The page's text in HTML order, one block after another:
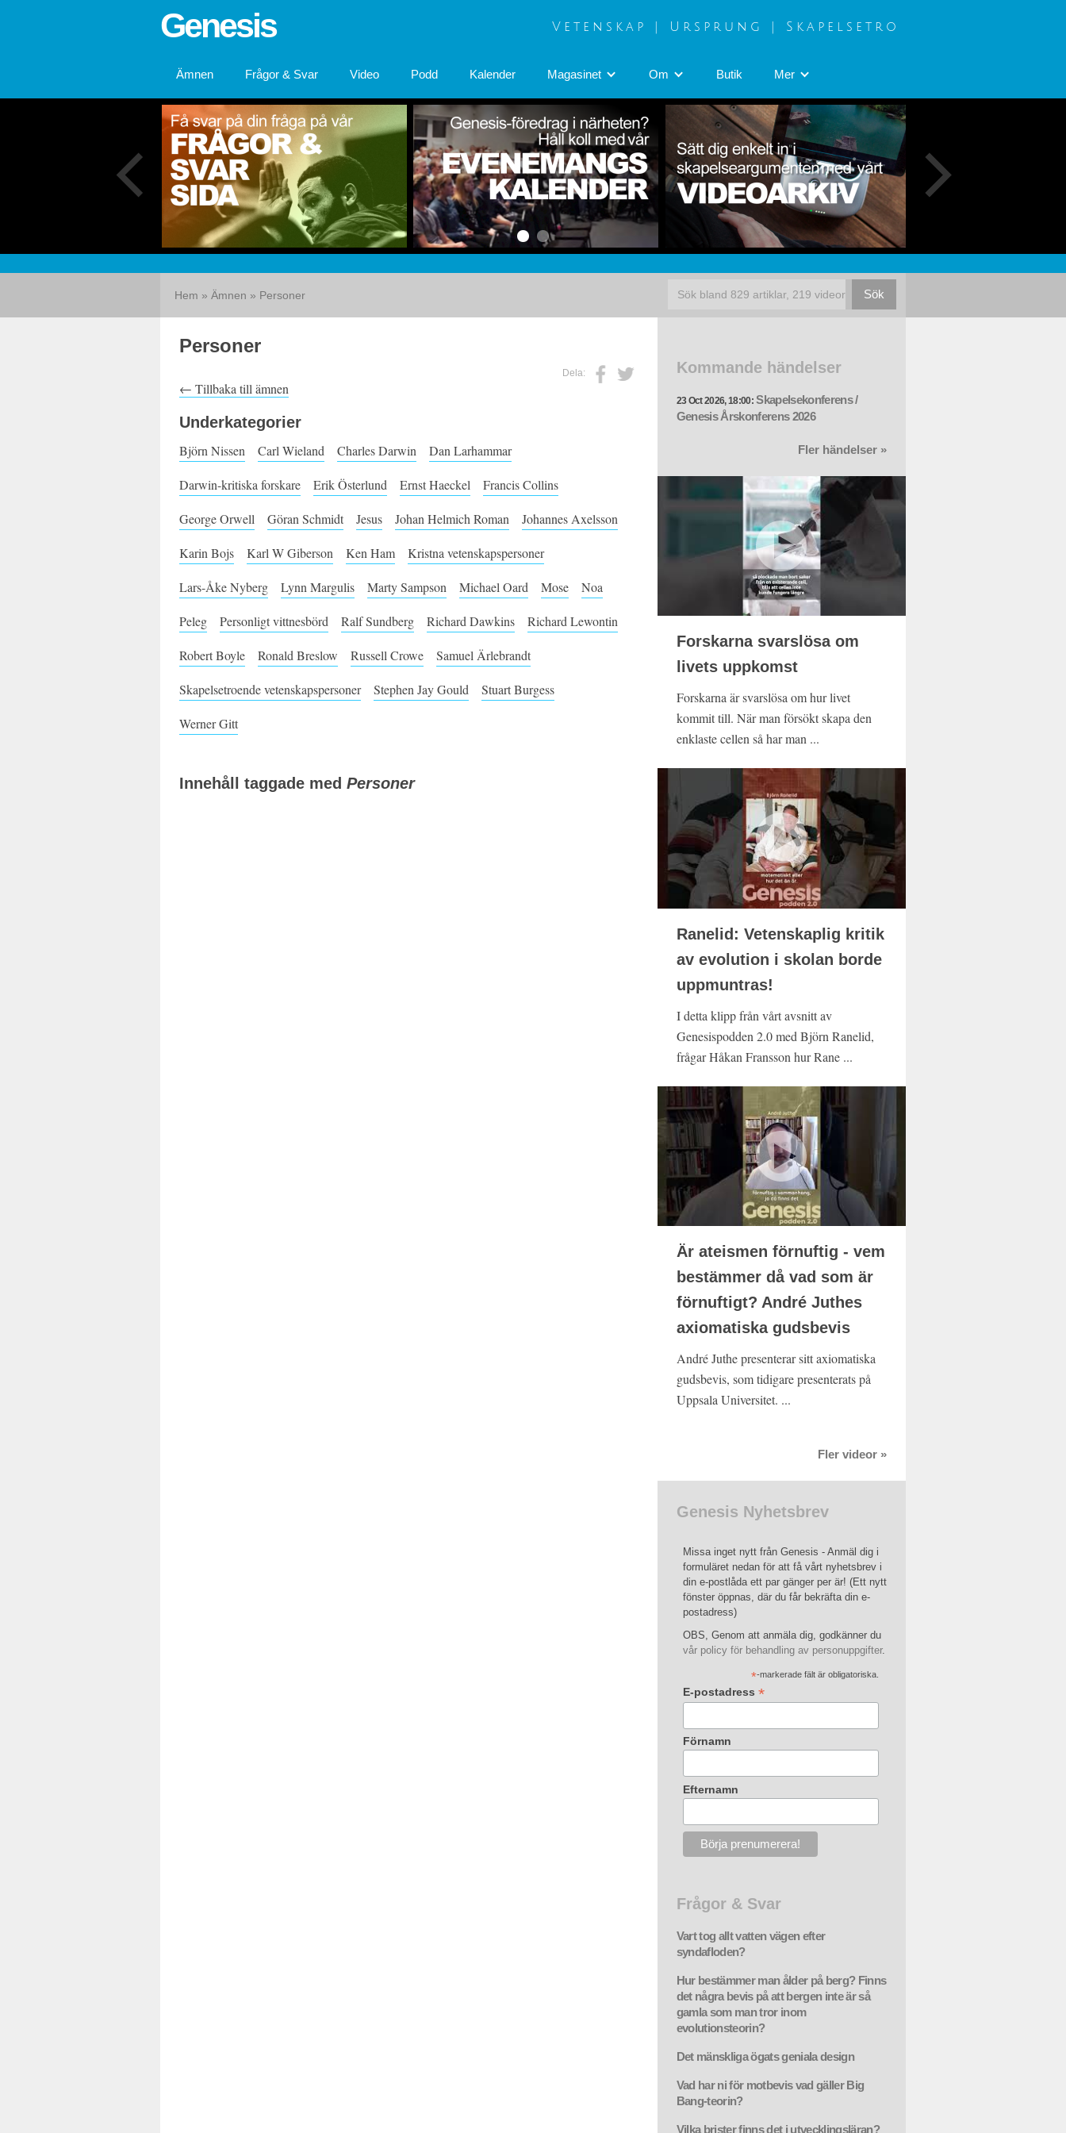
Genesis Vetenskap | Ursprung | Skapelsetro
Ämnen Frågor & Svar Video Podd Kalender Magasinet Om Butik Mer
Hem » Ämnen » Personer
Personer
Dela:
← Tillbaka till ämnen
Underkategorier
Björn Nissen Carl Wieland Charles Darwin Dan Larhammar
Darwin-kritiska forskare Erik Österlund Ernst Haeckel Francis Collins
George Orwell Göran Schmidt Jesus Johan Helmich Roman Johannes Axelsson
Karin Bojs Karl W Giberson Ken Ham Kristna vetenskapspersoner
Lars-Åke Nyberg Lynn Margulis Marty Sampson Michael Oard Mose Noa
Peleg Personligt vittnesbörd Ralf Sundberg Richard Dawkins Richard Lewontin
Robert Boyle Ronald Breslow Russell Crowe Samuel Ärlebrandt
Skapelsetroende vetenskapspersoner Stephen Jay Gould Stuart Burgess
Werner Gitt
Innehåll taggade med Personer
Kommande händelser
23 Oct 2026, 18:00: Skapelsekonferens /
Genesis Årskonferens 2026
Fler händelser »
Forskarna svarslösa om
livets uppkomst
Forskarna är svarslösa om hur livet
kommit till. När man försökt skapa den
enklaste cellen så har man ...
Ranelid: Vetenskaplig kritik
av evolution i skolan borde
uppmuntras!
I detta klipp från vårt avsnitt av
Genesispodden 2.0 med Björn Ranelid,
frågar Håkan Fransson hur Rane ...
Är ateismen förnuftig - vem
bestämmer då vad som är
förnuftigt? André Juthes
axiomatiska gudsbevis
André Juthe presenterar sitt axiomatiska
gudsbevis, som tidigare presenterats på
Uppsala Universitet. ...
Fler videor »
Genesis Nyhetsbrev
Missa inget nytt från Genesis - Anmäl dig i
formuläret nedan för att få vårt nyhetsbrev i
din e-postlåda ett par gänger per är! (Ett nytt
fönster öppnas, där du får bekräfta din e-
postadress)
OBS, Genom att anmäla dig, godkänner du
vår policy för behandling av personuppgifter.
*-markerade fält är obligatoriska.
E-postadress *
Förnamn
Efternamn
Frågor & Svar
Vart tog allt vatten vägen efter
syndafloden?
Hur bestämmer man ålder på berg? Finns
det några bevis på att bergen inte är så
gamla som man tror inom
evolutionsteorin?
Det mänskliga ögats geniala design
Vad har ni för motbevis vad gäller Big
Bang-teorin?
Vilka brister finns det i utvecklingsläran?